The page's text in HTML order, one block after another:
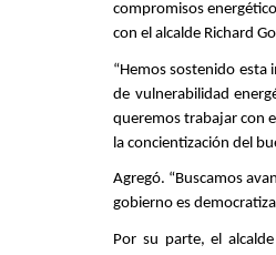
compromisos
con el alcalde Richard
“Hemos sostenido
de vulnerabilidad
queremos trabajar con
la concientización del
Agregó. “Buscamos
gobierno es
Por su parte, el